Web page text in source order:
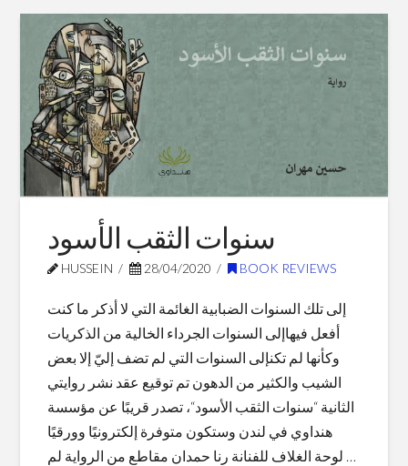
Journey
In
Books
For
202002.02.2021
سنوات الثقب الأسود
HUSSEIN 28/04/2020 BOOK REVIEWS
إلى تلك السنوات الضبابية الغائمة التي لا أذكر ما كنت
أفعل فيهاإلى السنوات الجرداء الخالية من الذكريات
وكأنها لم تكنإلى السنوات التي لم تضف إليّ إلا بعض
الشيب والكثير من الدهون تم توقيع عقد نشر روايتي
الثانية “سنوات الثقب الأسود“، تصدر قريبًا عن مؤسسة
هنداوي في لندن وستكون متوفرة إلكترونيًا وورقيًا